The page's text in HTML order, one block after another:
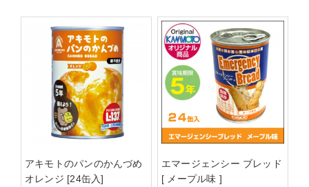
アキモトのパンのかんづめ
オレンジ [24缶入]
エマージェンシー ブレッド
[ メープル味 ]